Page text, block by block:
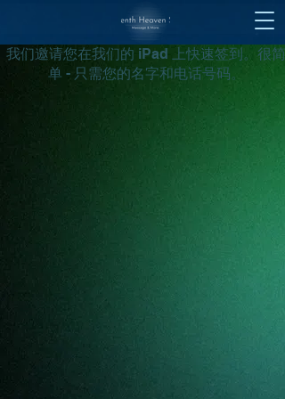
我们邀请您在我们的 iPad 上快速签到。很简
单 - 只需您的名字和电话号码。